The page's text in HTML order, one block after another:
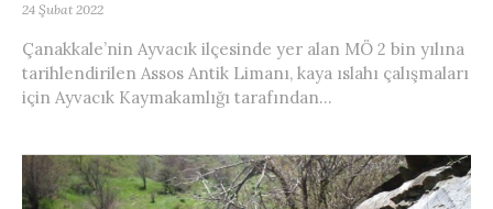
24 Şubat 2022
Çanakkale’nin Ayvacık ilçesinde yer alan MÖ 2 bin yılına
tarihlendirilen Assos Antik Limanı, kaya ıslahı çalışmaları
için Ayvacık Kaymakamlığı tarafından...